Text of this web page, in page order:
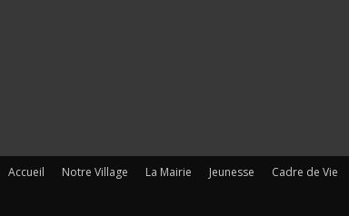
Accueil Notre Village La Mairie Jeunesse Cadre de Vie